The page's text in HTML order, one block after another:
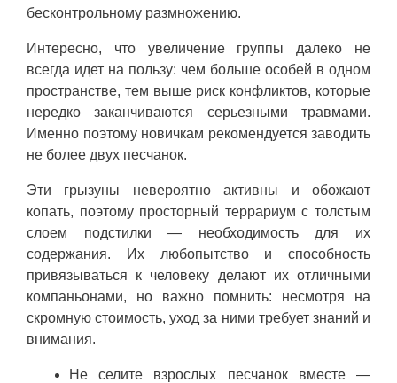
бесконтрольному размножению.
Интересно, что увеличение группы далеко не
всегда идет на пользу: чем больше особей в одном
пространстве, тем выше риск конфликтов, которые
нередко заканчиваются серьезными травмами.
Именно поэтому новичкам рекомендуется заводить
не более двух песчанок.
Эти грызуны невероятно активны и обожают
копать, поэтому просторный террариум с толстым
слоем подстилки — необходимость для их
содержания. Их любопытство и способность
привязываться к человеку делают их отличными
компаньонами, но важно помнить: несмотря на
скромную стоимость, уход за ними требует знаний и
внимания.
Не селите взрослых песчанок вместе —